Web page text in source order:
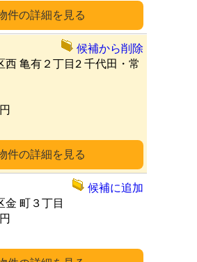
詳細
詳細
西 亀有２丁目2 千代田・常
候補から削除
金 町３丁目
候補に追加